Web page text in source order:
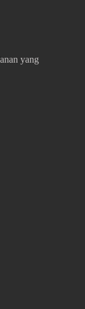
yang